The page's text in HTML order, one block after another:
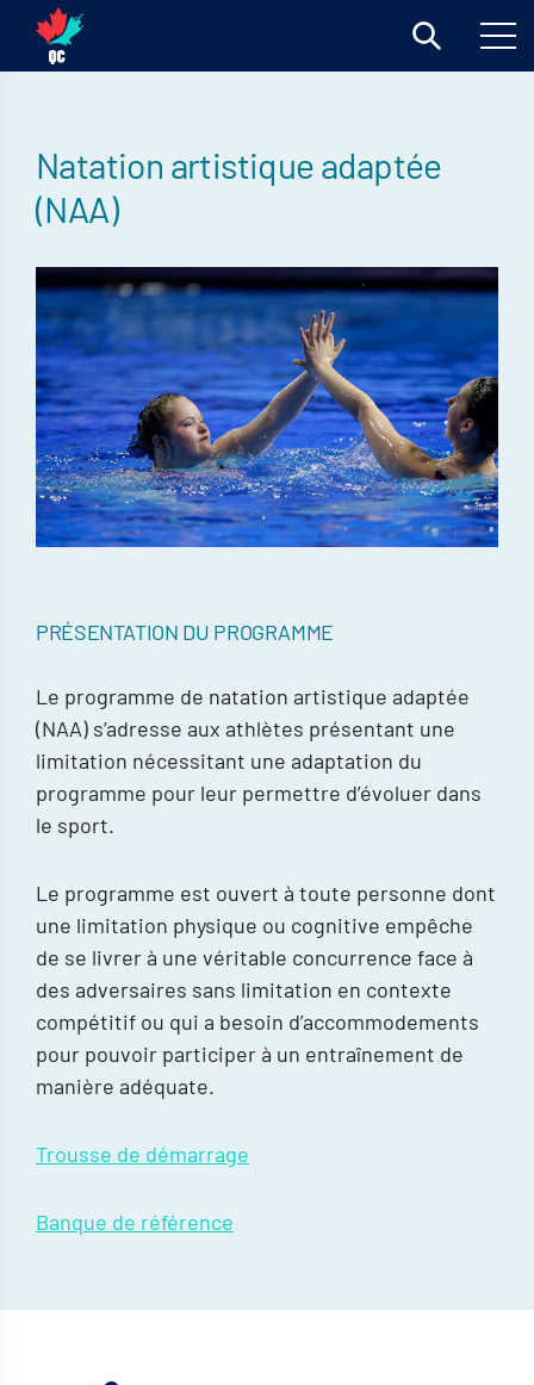
Natation artistique adaptée
(NAA)
PRÉSENTATION DU PROGRAMME
Le programme de natation artistique adaptée
(NAA) s’adresse aux athlètes présentant une
limitation nécessitant une adaptation du
programme pour leur permettre d’évoluer dans
le sport.
Le programme est ouvert à toute personne dont
une limitation physique ou cognitive empêche
de se livrer à une véritable concurrence face à
des adversaires sans limitation en contexte
compétitif ou qui a besoin d’accommodements
pour pouvoir participer à un entraînement de
manière adéquate.
Trousse de démarrage
Banque de référence